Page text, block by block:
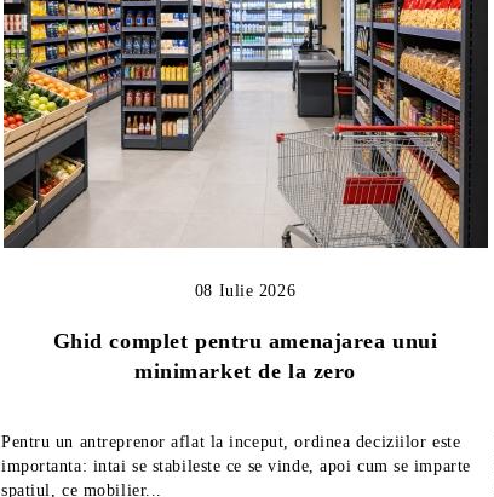
Ghid complet pentru amenajarea unui
minimarket de la zero
08 Iulie 2026
Pentru un antreprenor aflat la inceput, ordinea deciziilor este
importanta: intai se stabileste ce se vinde, apoi cum se imparte
spatiul, ce mobilier...